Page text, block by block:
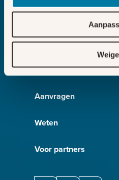
Bezig met laden
Melden
Aanvragen
Weten
Voor partners